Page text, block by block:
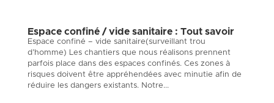
Espace confiné / vide sanitaire : Tout savoir
Espace confiné – vide sanitaire(surveillant trou
d’homme) Les chantiers que nous réalisons prennent
parfois place dans des espaces confinés. Ces zones à
risques doivent être appréhendées avec minutie afin de
réduire les dangers existants. Notre...